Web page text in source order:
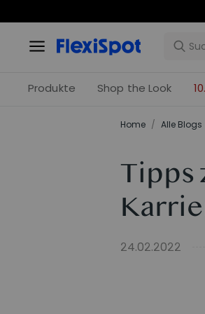
Produkte Shop the Look
Home / Alle Blogs
Tipps
24.02.2022